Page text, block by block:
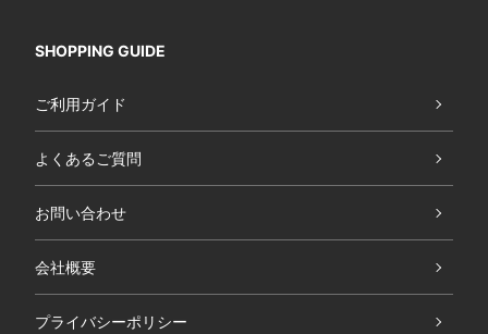
SHOPPING GUIDE
ご利用ガイド
よくあるご質問
お問い合わせ
会社概要
プライバシーポリシー